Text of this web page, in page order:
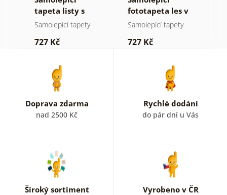
tapeta listy s
pastelovým
Samolepící tapety
727 Kč
fototapeta les v
mlze
Samolepící tapety
727 Kč
Doprava zdarma
nad 2500 Kč
Rychlé dodání
do pár dní u Vás
Široký sortiment Vyrobeno v ČR